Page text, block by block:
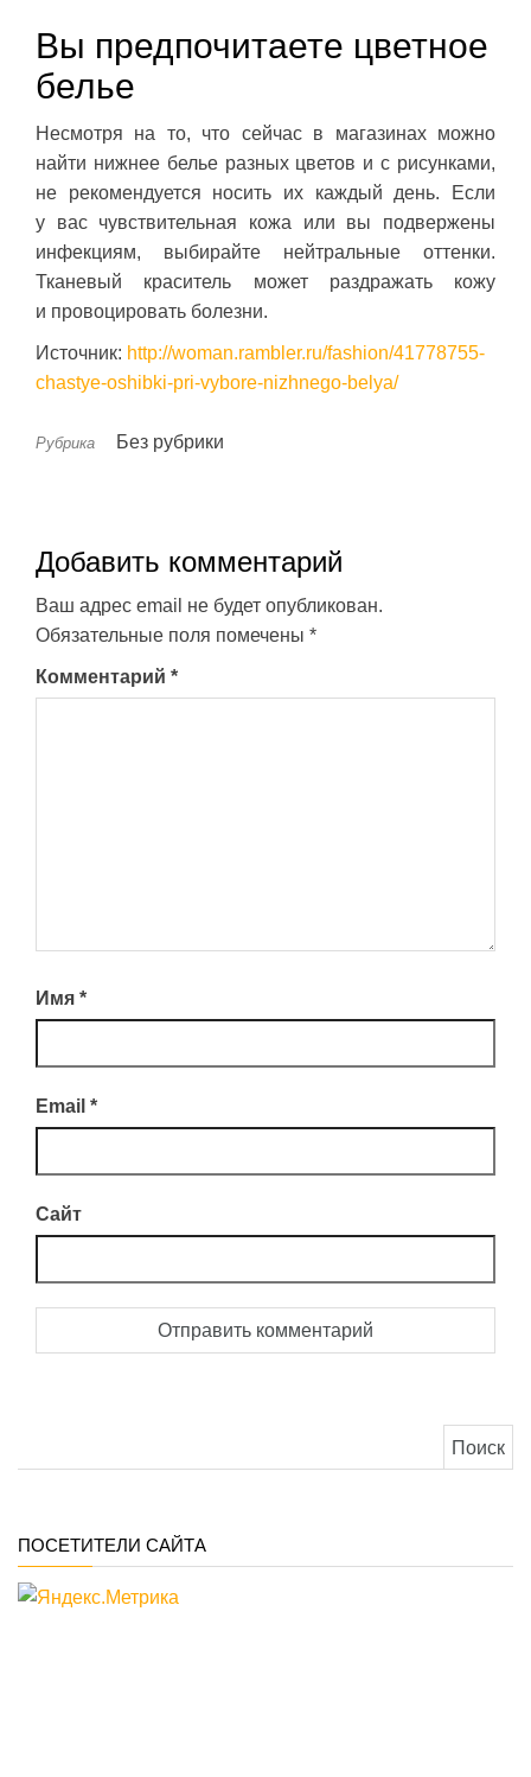
Вы предпочитаете цветное
белье
Несмотря на то, что сейчас в магазинах можно
найти нижнее белье разных цветов и с рисунками,
не рекомендуется носить их каждый день. Если
у вас чувствительная кожа или вы подвержены
инфекциям, выбирайте нейтральные оттенки.
Тканевый краситель может раздражать кожу
и провоцировать болезни.
Источник: http://woman.rambler.ru/fashion/41778755-
chastye-oshibki-pri-vybore-nizhnego-belya/
Рубрика Без рубрики
Добавить комментарий
Ваш адрес email не будет опубликован.
Обязательные поля помечены *
Комментарий *
Имя *
Email *
Сайт
ПОСЕТИТЕЛИ САЙТА